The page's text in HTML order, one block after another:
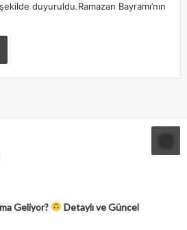
duyuruldu.Ramazan Bayramı’nın
Geliyor?
Detaylı ve Güncel